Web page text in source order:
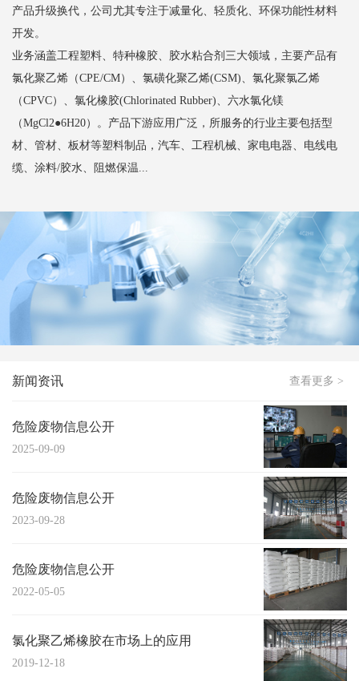
产品升级换代，公司尤其专注于减量化、轻质化、环保功能性材料
开发。
业务涵盖工程塑料、特种橡胶、胶水粘合剂三大领域，主要产品有
氯化聚乙烯（CPE/CM）、氯磺化聚乙烯(CSM)、氯化聚氯乙烯
（CPVC）、氯化橡胶(Chlorinated Rubber)、六水氯化镁
（MgCl2●6H20）。产品下游应用广泛，所服务的行业主要包括型
材、管材、板材等塑料制品，汽车、工程机械、家电电器、电线电
缆、涂料/胶水、阻燃保温...
新闻资讯 查看更多 >
危险废物信息公开
2025-09-09
危险废物信息公开
2023-09-28
危险废物信息公开
2022-05-05
氯化聚乙烯橡胶在市场上的应用
2019-12-18